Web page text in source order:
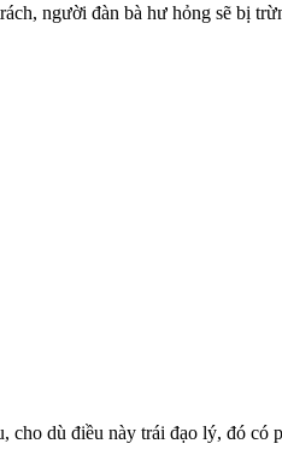
người đàn bà hư hỏng sẽ bị
dù điều này trái đạo lý, đó có